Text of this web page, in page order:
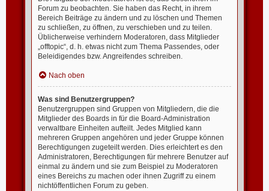
Forum zu beobachten. Sie haben das Recht, in ihrem
Bereich Beiträge zu ändern und zu löschen und Themen
zu schließen, zu öffnen, zu verschieben und zu teilen.
Üblicherweise verhindern Moderatoren, dass Mitglieder
„offtopic“, d. h. etwas nicht zum Thema Passendes, oder
Beleidigendes bzw. Angreifendes schreiben.
Nach oben
Was sind Benutzergruppen?
Benutzergruppen sind Gruppen von Mitgliedern, die die
Mitglieder des Boards in für die Board-Administration
verwaltbare Einheiten aufteilt. Jedes Mitglied kann
mehreren Gruppen angehören und jeder Gruppe können
Berechtigungen zugeteilt werden. Dies erleichtert es den
Administratoren, Berechtigungen für mehrere Benutzer auf
einmal zu ändern und sie zum Beispiel zu Moderatoren
eines Bereichs zu machen oder ihnen Zugriff zu einem
nichtöffentlichen Forum zu geben.